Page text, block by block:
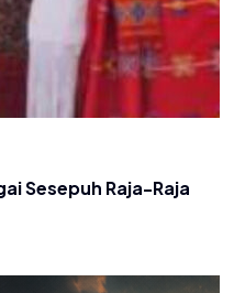
Sesepuh Raja-Raja